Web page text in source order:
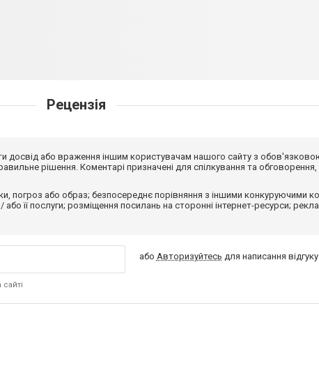
Рецензія
досвід або враження іншим користувачам нашого сайту з
рішення. Коментарі призначені для спілкування та
погроз або образ; безпосереднє порівняння з іншими конкуруючими
її послуги; розміщення посилань на сторонні інтернет-ресурси;
або Авторизуйтесь для написання відгуку